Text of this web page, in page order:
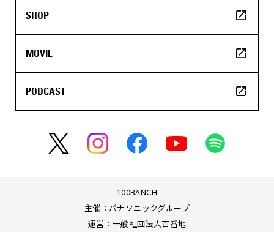
SHOP
MOVIE
PODCAST
100BANCH
主催：パナソニックグループ
運営：一般社団法人百番地